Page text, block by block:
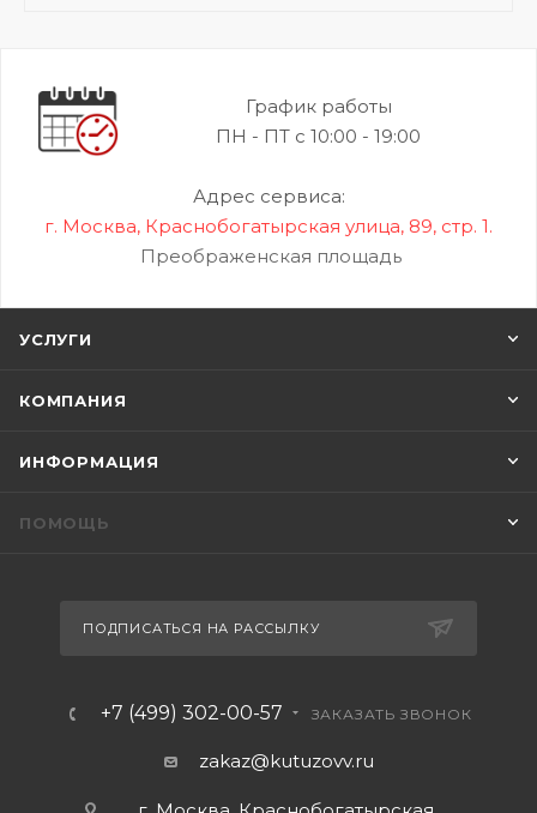
График работы
ПН - ПТ с 10:00 - 19:00
Адрес сервиса:
г. Москва, Краснобогатырская улица, 89, стр. 1.
Преображенская площадь
УСЛУГИ
КОМПАНИЯ
ИНФОРМАЦИЯ
ПОМОЩЬ
ПОДПИСАТЬСЯ НА РАССЫЛКУ
+7 (499) 302-00-57 ЗАКАЗАТЬ ЗВОНОК
zakaz@kutuzovv.ru